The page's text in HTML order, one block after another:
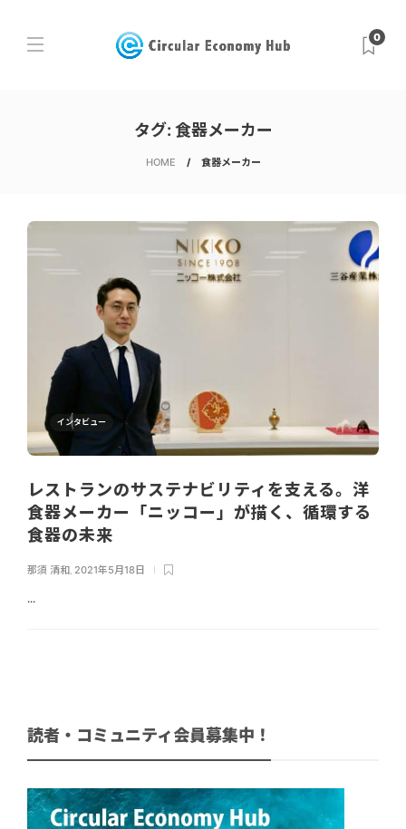
0
タグ: 食器メーカー
HOME 食器メーカー
インタビュー
レストランのサステナビリティを支える。洋
食器メーカー「ニッコー」が描く、循環する
食器の未来
那須 清和 2021年5月18日
...
読者・コミュニティ会員募集中！